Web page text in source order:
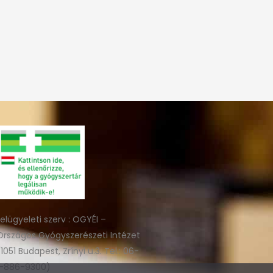
szerv : OGYÉI –
Gyógyszerészeti Intézet
Budapest, Zrínyi u.3. Tel.: 06-
886-9300)